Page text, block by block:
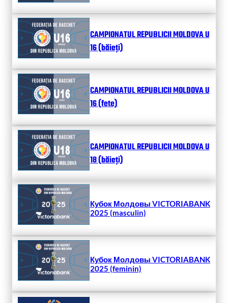
CAMPIONATUL REPUBLICII MOLDOVA U
16 (băieți)
CAMPIONATUL REPUBLICII MOLDOVA U
16 (fete)
CAMPIONATUL REPUBLICII MOLDOVA U
18 (băieți)
Кубок Молдовы VICTORIABANK
2025 (masculin)
Кубок Молдовы VICTORIABANK
2025 (feminin)